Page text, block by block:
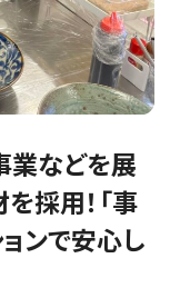
業などを展
採用！「事
ンで安心し